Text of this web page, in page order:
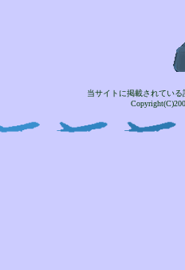
当サイトに掲載されてい
Copyright(C)2004